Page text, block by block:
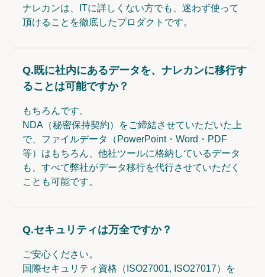
ナレカンは、ITに詳しくない方でも、迷わず使って
頂けることを徹底したプロダクトです。
Q.既に社内にあるデータを、ナレカンに移行す
ることは可能ですか？
もちろんです。
NDA（秘密保持契約）をご締結させていただいた上
で、ファイルデータ（PowerPoint・Word・PDF
等）はもちろん、他社ツールに格納しているデータ
も、すべて弊社がデータ移行を代行させていただく
ことも可能です。
Q.セキュリティは万全ですか？
ご安心ください。
国際セキュリティ資格（ISO27001, ISO27017）を